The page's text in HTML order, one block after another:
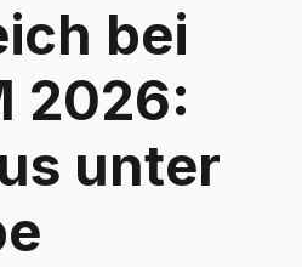
bei
2026:
unter